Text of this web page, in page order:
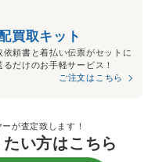
買取キット
頼書と着払い伝票がセットに
だけのお手軽サービス！
ご注文はこちら
が査定致します！
い方はこちら